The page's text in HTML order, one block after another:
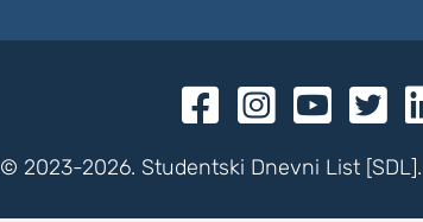
   
© 2023-2026. Studentski Dnevni List